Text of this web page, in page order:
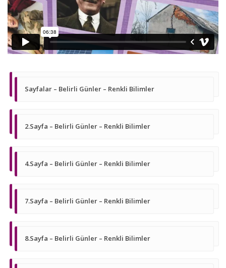
Sayfalar – Belirli Günler – Renkli Bilimler
2.Sayfa – Belirli Günler – Renkli Bilimler
4.Sayfa – Belirli Günler – Renkli Bilimler
7.Sayfa – Belirli Günler – Renkli Bilimler
8.Sayfa – Belirli Günler – Renkli Bilimler